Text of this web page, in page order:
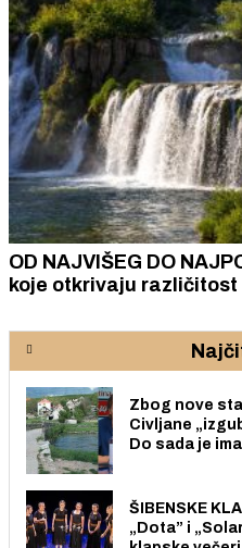
OD NAJVIŠEG DO
koje otkrivaju različitost
Zbog nove
Civljane
Do sada je
ŠIBENSKE
„Dota” i